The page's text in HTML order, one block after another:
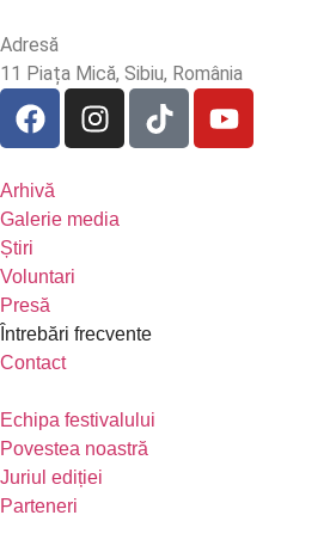
Adresă
11 Piața Mică, Sibiu, România
Arhivă
Galerie media
Știri
Voluntari
Presă
Întrebări frecvente
Contact
Echipa festivalului
Povestea noastră
Juriul ediției
Parteneri